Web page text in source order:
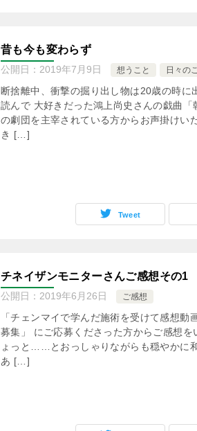
昔も今も変わらず
公開日： 2019年7月9日 想うこと 日々の
断捨離中、衝撃の掘り出し物は20歳の時に
読んで 大好きだった鴻上尚史さんの戯曲
の劇団を主宰されている方からお声掛けい
き […]
Tweet
チネイザンモニターさんご感想その1
公開日： 2019年6月26日 ご感想
「チェンマイで学んだ施術を受けて感想
募集」 にご応募くださった方からご感想
ょっと……とおっしゃりながらも穏やかに
あ […]